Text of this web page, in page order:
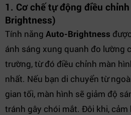
1. Cơ chế tự động điều
Brightness)
Tính năng Auto-Brightness
ánh sáng xung quanh đo lường
trường, từ đó điều chỉnh màn
nhất. Nếu bạn di chuyển từ
gian tối, màn hình sẽ giảm độ
tránh gây chói mắt. Đôi khi, cảm